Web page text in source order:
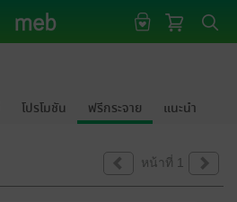
โปรโมชัน ฟรีกระจาย แนะนำ
หน้าที่ 1